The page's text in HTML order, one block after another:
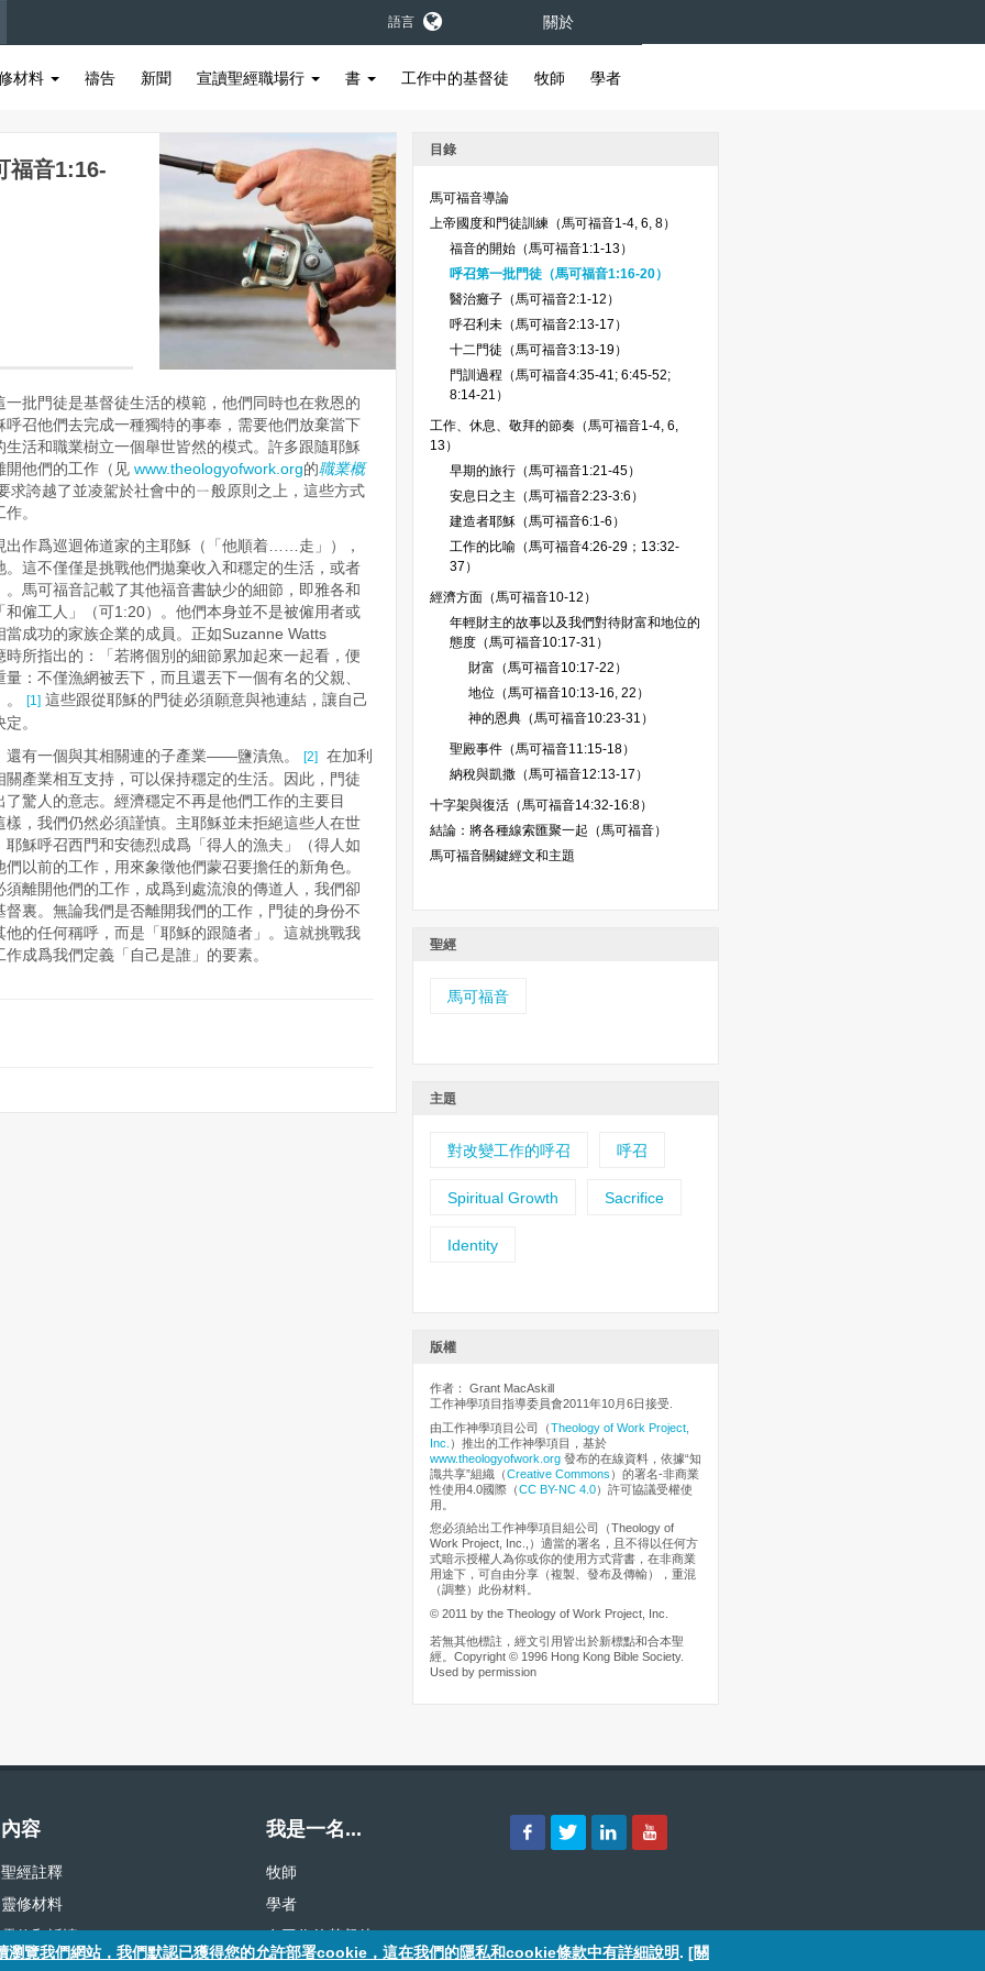
語言 關於
材料 禱告 新聞 宣讀聖經職場行 書 工作中的基督徒 牧師 學者
福音1:16-
批門徒是基督徒生活的模範，他們同時也在救恩的
召他們去完成一種獨特的事奉，需要他們放棄當下
活和職業樹立一個舉世皆然的模式。許多跟隨耶穌
開他們的工作（见 www.theologyofwork.org的職業概
求誇越了並凌駕於社會中的ㄧ般原則之上，這些方式
。
出作爲巡迴佈道家的主耶穌（「他順着……走」），
這不僅僅是挑戰他們拋棄收入和穩定的生活，或者
馬可福音記載了其他福音書缺少的細節，即雅各和
僱工人」（可1:20）。他們本身並不是被僱用者或
成功的家族企業的成員。正如Suzanne Watts
所指出的：「若將個別的細節累加起來一起看，便
：不僅漁網被丟下，而且還丟下一個有名的父親、
[1] 這些跟從耶穌的門徒必須願意與祂連結，讓自己
。
還有一個與其相關連的子產業——鹽漬魚。
[2] 在加利
產業相互支持，可以保持穩定的生活。因此，門徒
驚人的意志。經濟穩定不再是他們工作的主要目
，我們仍然必須謹慎。主耶穌並未拒絕這些人在世
穌呼召西門和安德烈成爲「得人的漁夫」（得人如
以前的工作，用來象徵他們蒙召要擔任的新角色。
離開他們的工作，成爲到處流浪的傳道人，我們卻
裏。無論我們是否離開我們的工作，門徒的身份不
的任何稱呼，而是「耶穌的跟隨者」。這就挑戰我
成爲我們定義「自己是誰」的要素。
目錄
馬可福音導論
上帝國度和門徒訓練（馬可福音1-4, 6, 8）
福音的開始（馬可福音1:1-13）
呼召第一批門徒（馬可福音1:16-20）
醫治癱子（馬可福音2:1-12）
呼召利未（馬可福音2:13-17）
十二門徒（馬可福音3:13-19）
門訓過程（馬可福音4:35-41; 6:45-52;
8:14-21）
工作、休息、敬拜的節奏（馬可福音1-4, 6,
13）
早期的旅行（馬可福音1:21-45）
安息日之主（馬可福音2:23-3:6）
建造者耶穌（馬可福音6:1-6）
工作的比喻（馬可福音4:26-29；13:32-
37）
經濟方面（馬可福音10-12）
年輕財主的故事以及我們對待財富和地位的
態度（馬可福音10:17-31）
財富（馬可福音10:17-22）
地位（馬可福音10:13-16, 22）
神的恩典（馬可福音10:23-31）
聖殿事件（馬可福音11:15-18）
納稅與凱撒（馬可福音12:13-17）
十字架與復活（馬可福音14:32-16:8）
結論：將各種線索匯聚一起（馬可福音）
馬可福音關鍵經文和主題
聖經
馬可福音
主題
對改變工作的呼召 呼召
Spiritual Growth Sacrifice
Identity
版權
作者： Grant MacAskill
工作神學項目指導委員會2011年10月6日接受.
由工作神學項目公司（Theology of Work Project,
Inc. ）推出的工作神學項目，基於
www.theologyofwork.org 發布的在線資料，依據“知
識共享”組織（Creative Commons ）的署名-非商業
性使用4.0國際（CC BY-NC 4.0）許可協議受權使
用。
您必須給出工作神學項目組公司（Theology of
Work Project, Inc.,）適當的署名，且不得以任何方
式暗示授權人為你或你的使用方式背書，在非商業
用途下，可自由分享（複製、發布及傳輸），重混
（調整）此份材料。
© 2011 by the Theology of Work Project, Inc.
若無其他標註，經文引用皆出於新標點和合本聖
經。Copyright © 1996 Hong Kong Bible Society.
Used by permission
內容
聖經註釋
靈修材料
靈修和祈禱
我是一名...
牧師
學者
有工作的基督徒
覽我們網站，我們默認已獲得您的允許部署cookie，這在我們的隱私和cookie條款中有詳細說明. [關